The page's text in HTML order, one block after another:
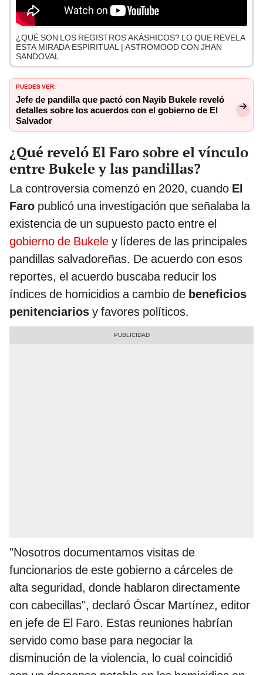
¿QUÉ SON LOS REGISTROS AKÁSHICOS? LO QUE REVELA
ESTA MIRADA ESPIRITUAL | ASTROMOOD CON JHAN
SANDOVAL
PUEDES VER:
Jefe de pandilla que pactó con Nayib Bukele reveló
detalles sobre los acuerdos con el gobierno de El
Salvador
¿Qué reveló El Faro sobre el vínculo
entre Bukele y las pandillas?
La controversia comenzó en 2020, cuando El
Faro publicó una investigación que señalaba la
existencia de un supuesto pacto entre el
gobierno de Bukele y líderes de las principales
pandillas salvadoreñas. De acuerdo con esos
reportes, el acuerdo buscaba reducir los
índices de homicidios a cambio de beneficios
penitenciarios y favores políticos.
"Nosotros documentamos visitas de
funcionarios de este gobierno a cárceles de
alta seguridad, donde hablaron directamente
con cabecillas", declaró Óscar Martínez, editor
en jefe de El Faro. Estas reuniones habrían
servido como base para negociar la
disminución de la violencia, lo cual coincidió